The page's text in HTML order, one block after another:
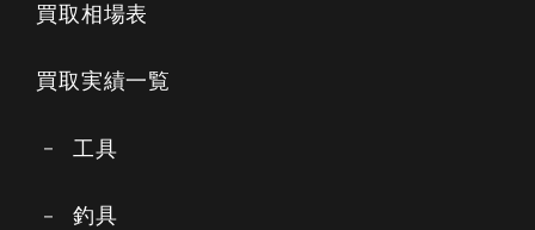
買取相場表
買取実績一覧
工具
釣具